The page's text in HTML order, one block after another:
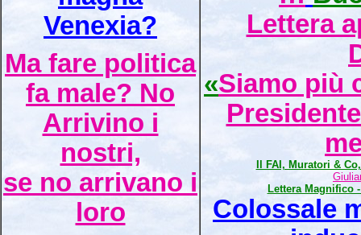
Venexia?
Ma fare politica
fa male? No
Arrivino i
nostri,
se no arrivano i
loro
Lettera
«Siamo più
Il FAI, Muratori &
Lettera Magnifico
Colossale